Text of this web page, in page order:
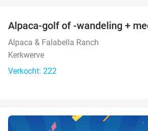
Alpaca-golf of -wandeling +
Alpaca & Falabella Ranch
Kerkwerve
Verkocht: 222